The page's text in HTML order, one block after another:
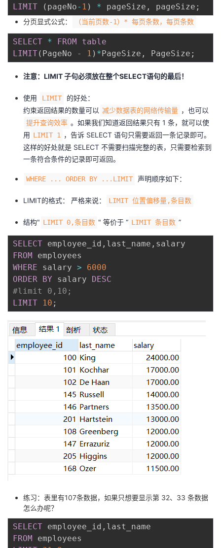
LIMIT ( pageNo- 1 ) * pageSize , pageSize ;
分页显式公式： （当前页数-1）* 每页条数，每页条数
SELECT * FROM
table
LIMIT( PageNo - 1 ) *PageSize , PageSize ;
注意：LIMIT 子句必须放在整个SELECT语句的最后！
使用 LIMIT
的好处：
约束返回结果的数量可以 减少数据表的网络传输量 ，也可以
提升查询效率 。如果我们知道返回结果只有 1 条，就可以使
用 LIMIT 1
，告诉 SELECT 语句只需要返回一条记录即可。
这样的好处就是 SELECT 不需要扫描完整的表，只需要检索到
一条符合条件的记录即可返回。
WHERE ... ORDER BY ...LIMIT 声明顺序如下：
LIMIT的格式： 严格来说： LIMIT 位置偏移量,条目数
结构" LIMIT 0,条目数 " 等价于 “ LIMIT 条目数 ”
SELECT employee_id , last_name ,
FROM
WHERE salary >
6000
ORDER BY salary DESC
#limit 0,10;
LIMIT
10 ;
练习：表里有107条数据，如果只想要显示第 32、33 条数据
怎么办呢？
SELECT employee_id ,
FROM